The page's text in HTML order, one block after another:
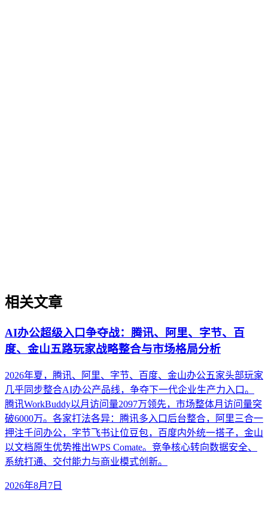
相关文章
AI办公超级入口争夺战：腾讯、阿里、字节、百
度、金山五路玩家战略整合与市场格局分析
2026年夏，腾讯、阿里、字节、百度、金山办公五家头部玩家
几乎同步整合AI办公产品线，争夺下一代企业生产力入口。
腾讯WorkBuddy以月访问量2097万领先，市场整体月访问量突
破6000万。各家打法各异：腾讯多入口后台整合，阿里三合一
押注千问办公，字节飞书让位豆包，百度内外统一搭子，金山
以文档原生优势推出WPS Comate。竞争核心转向数据安全、
系统打通、交付能力与商业模式创新。
2026年8月7日